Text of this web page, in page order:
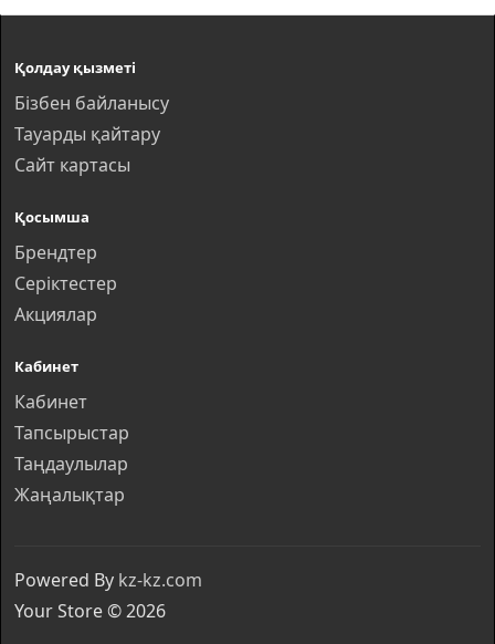
Қолдау қызметі
Бізбен байланысу
Тауарды қайтару
Сайт картасы
Қосымша
Брендтер
Серіктестер
Акциялар
Кабинет
Кабинет
Тапсырыстар
Таңдаулылар
Жаңалықтар
Powered By kz-kz.com
Your Store © 2026